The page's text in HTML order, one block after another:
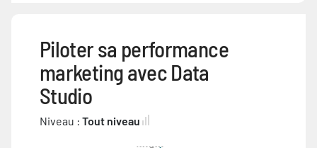
Piloter sa performance
marketing avec Data
Studio
Niveau : Tout niveau